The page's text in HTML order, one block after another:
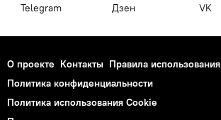
Telegram Дзен VK
О проекте Контакты Правила использования
Политика конфиденциальности
Политика использования Cookie